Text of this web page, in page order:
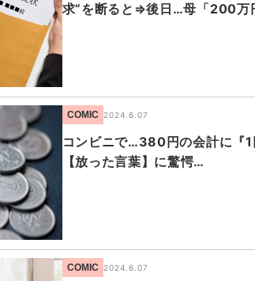
求”を断ると⇒後日…母「200万
COMIC 2024.6.07
コンビニで…380円の会計に『
【放った言葉】に驚愕…
COMIC 2024.6.07